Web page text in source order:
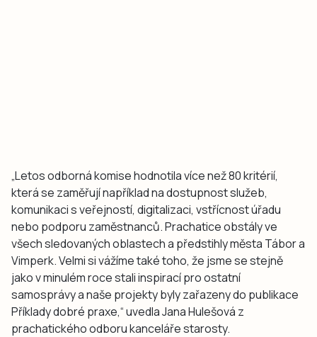
„​Letos odborná komise hodnotila více než 80 kritérií,
která se zaměřují například na dostupnost služeb,
komunikaci s veřejností, digitalizaci, vstřícnost úřadu
nebo podporu zaměstnanců. Prachatice obstály ve
všech sledovaných oblastech a předstihly města Tábor a
Vimperk. Velmi si vážíme také toho, že jsme se stejně
jako v minulém roce stali inspirací pro ostatní
samosprávy a naše projekty byly zařazeny do publikace
Příklady dobré praxe,“ uvedla Jana Hulešová z
prachatického odboru kanceláře starosty.